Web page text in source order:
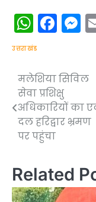
उत्तराखंड
Post
navigation
मलेशिया सिविल
सेवा प्रशिक्षु
अधिकारियों का
दल हरिद्वार भ्रमण
पर पहुंचा
Related